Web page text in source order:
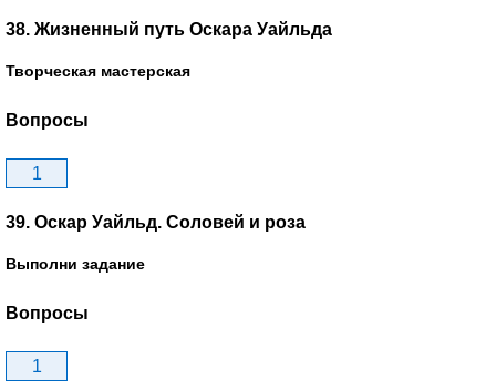
38. Жизненный путь Оскара Уайльда
Творческая мастерская
Вопросы
1
39. Оскар Уайльд. Соловей и роза
Выполни задание
Вопросы
1